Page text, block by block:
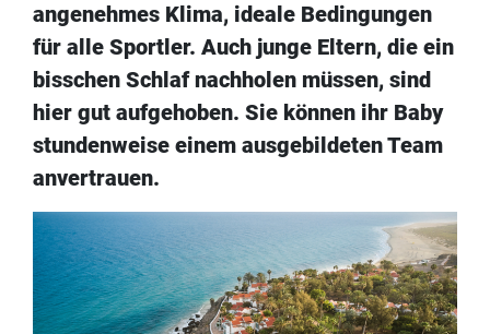
angenehmes Klima, ideale Bedingungen
für alle Sportler. Auch junge Eltern, die ein
bisschen Schlaf nachholen müssen, sind
hier gut aufgehoben. Sie können ihr Baby
stundenweise einem ausgebildeten Team
anvertrauen.